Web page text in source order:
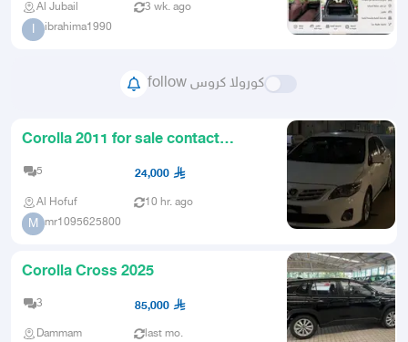
Al Jubail 3 wk. ago
I ibrahima1990
follow كورولا كروس
Corolla 2011 for sale contact
WhatsApp only
5 24,000
Al Hofuf 10 hr. ago
M mr1095625800
Corolla Cross 2025
3 85,000
Dammam last mo.